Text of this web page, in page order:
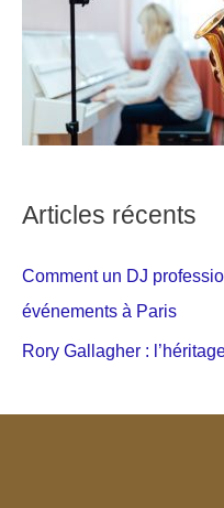
Articles récents
Comment un DJ
événements à Paris
Rory Gallagher :